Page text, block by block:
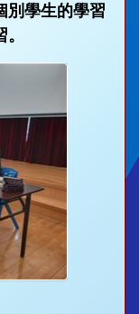
別學生的學習